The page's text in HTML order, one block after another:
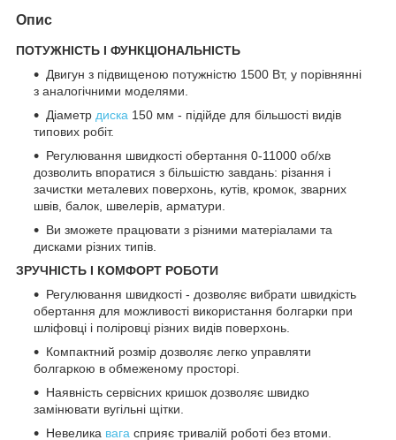
Опис
ПОТУЖНІСТЬ І ФУНКЦІОНАЛЬНІСТЬ
Двигун з підвищеною потужністю 1500 Вт, у порівнянні
з аналогічними моделями.
Діаметр диска 150 мм - підійде для більшості видів
типових робіт.
Регулювання швидкості обертання 0-11000 об/хв
дозволить впоратися з більшістю завдань: різання і
зачистки металевих поверхонь, кутів, кромок, зварних
швів, балок, швелерів, арматури.
Ви зможете працювати з різними матеріалами та
дисками різних типів.
ЗРУЧНІСТЬ І КОМФОРТ РОБОТИ
Регулювання швидкості - дозволяє вибрати швидкість
обертання для можливості використання болгарки при
шліфовці і поліровці різних видів поверхонь.
Компактний розмір дозволяє легко управляти
болгаркою в обмеженому просторі.
Наявність сервісних кришок дозволяє швидко
замінювати вугільні щітки.
Невелика вага сприяє тривалій роботі без втоми.